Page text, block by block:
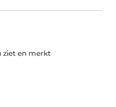
ziet en merkt